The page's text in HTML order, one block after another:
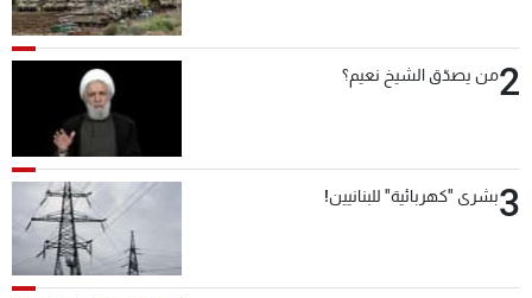
2من يصدّق الشيخ نعيم؟
3بشرى "كهربائية" للبنانيين!